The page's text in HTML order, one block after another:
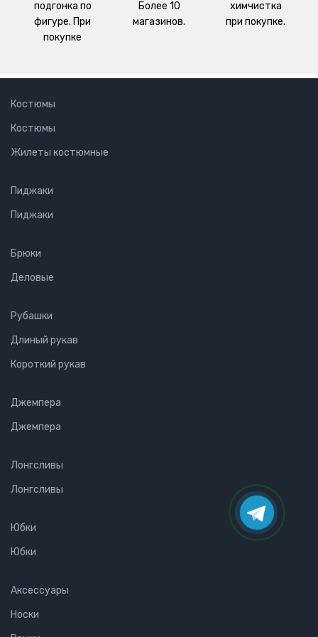
подгонка по
фигуре. При
покупке
Более 10
магазинов.
химчистка
при покупке.
Костюмы
Костюмы
Жилеты костюмные
Пиджаки
Пиджаки
Брюки
Деловые
Рубашки
Длиный рукав
Короткий рукав
Джемпера
Джемпера
Лонгсливы
Лонгсливы
Юбки
Юбки
Аксессуары
Носки